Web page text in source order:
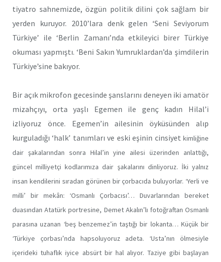
tiyatro sahnemizde, özgün politik dilini çok sağlam bir
yerden kuruyor. 2010’lara denk gelen ‘Seni Seviyorum
Türkiye’ ile ‘Berlin Zamanı’nda etkileyici birer Türkiye
okuması yapmıştı. ‘Beni Sakın Yumruklardan’da şimdilerin
Türkiye’sine bakıyor.
Bir açık mikrofon gecesinde şanslarını deneyen iki amatör
mizahçıyı, orta yaşlı Egemen ile genç kadın Hilal’i
izliyoruz önce. Egemen’in ailesinin öyküsünden alıp
kurguladığı ‘halk’ tanımları ve eski eşinin cinsiyet kimliğine
dair şakalarından sonra Hilal’in yine ailesi üzerinden anlattığı,
güncel milliyetçi kodlarımıza dair şakalarını dinliyoruz. İki yalnız
insan kendilerini sıradan görünen bir çorbacıda buluyorlar. ‘Yerli ve
milli’ bir mekân: ‘Osmanlı Çorbacısı’… Duvarlarından bereket
duasından Atatürk portresine, Demet Akalın’lı fotoğraftan Osmanlı
parasına uzanan ‘beş benzemez’in taştığı bir lokanta… Küçük bir
‘Türkiye çorbası’nda hapsoluyoruz adeta. ‘Usta’nın ölmesiyle
içerideki tuhaflık iyice absürt bir hal alıyor. Taziye gibi başlayan